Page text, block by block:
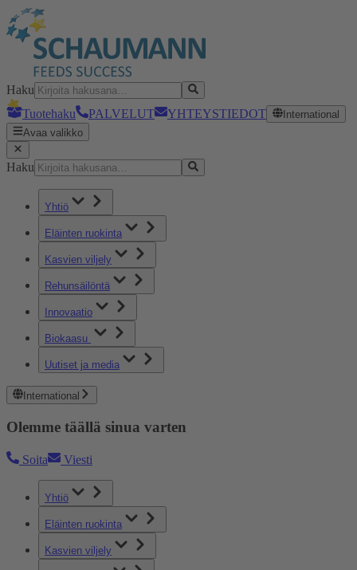
Haku
Tuotehaku
PALVELUT YHTEYSTIEDOT
International
Avaa valikko
Haku
Yhtiö
Eläinten ruokinta
Kasvien viljely
Rehunsäilöntä
Innovaatio
Biokaasu
Uutiset ja media
International
Olemme täällä sinua varten
Soita Viesti
Yhtiö
Eläinten ruokinta
Kasvien viljely